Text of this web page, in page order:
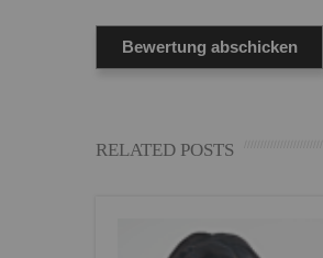
Bewertung abschicken
RELATED POSTS